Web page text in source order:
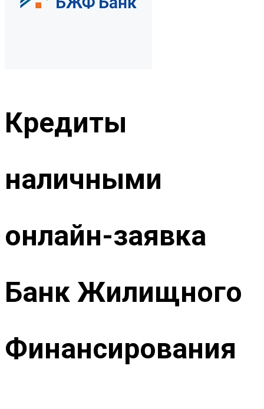
Кредиты
наличными
онлайн-заявка
Банк Жилищного
Финансирования